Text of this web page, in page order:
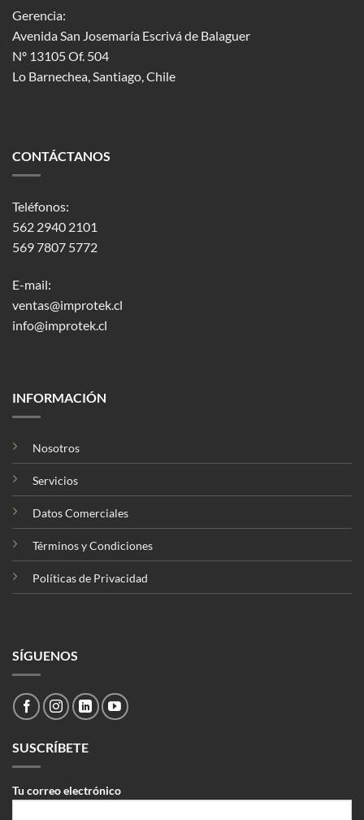
Gerencia:
Avenida San Josemaría Escrivá de Balaguer
Nº 13105 Of. 504
Lo Barnechea , Santiago, Chile
CONTÁCTANOS
Teléfonos:
562 2940 2101
569 7807 5772
E-mail:
ventas@improtek.cl
info@improtek.cl
INFORMACIÓN
Nosotros
Servicios
Datos Comerciales
Términos y Condiciones
Políticas de Privacidad
SÍGUENOS
SUSCRÍBETE
Tu correo electrónico